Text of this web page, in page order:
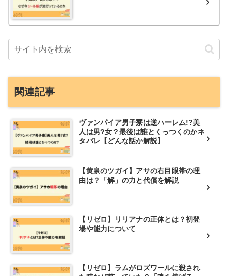
関連記事
ヴァンパイア男子寮は逆ハーレム!?美
人は男?女？最後は誰とくっつくのかネ
タバレ【どんな話か解説】
【黄泉のツガイ】アサの右目眼帯の理
由は？「解」の力と代償を解説
【リゼロ】リリアナの正体とは？初登
場や能力について
【リゼロ】ラムがロズワールに殺され